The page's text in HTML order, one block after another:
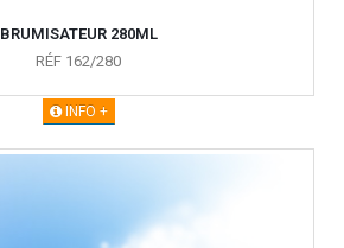
BRUMISATEUR 280ML
RÉF 162/280
INFO +